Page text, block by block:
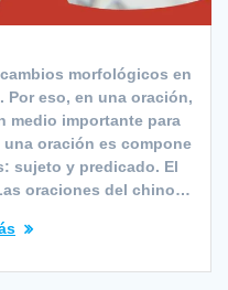
morfológicos en
eso, en una oración,
medio importante para
oración es compone
sujeto y predicado. El
oraciones del chino…